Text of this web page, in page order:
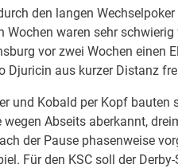
den langen
Wochen waren sehr
vor zwei Wochen einen
Djuricin aus kurzer Distanz
und Kobald per Kopf bauten
Abseits aberkannt,
der Pause phasenweise
Für den KSC soll der